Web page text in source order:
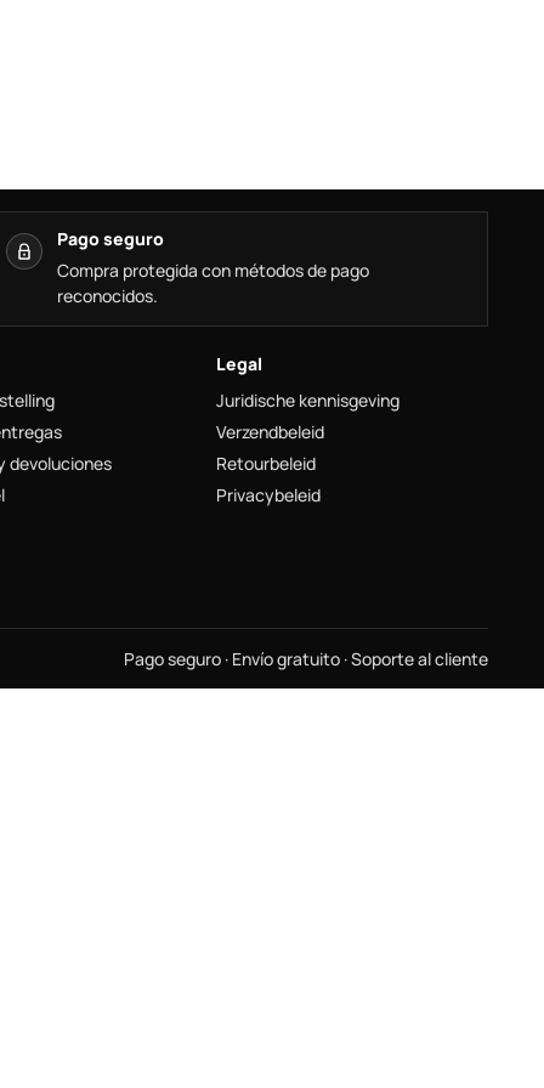
Pago seguro
Compra protegida con métodos de pago
reconocidos.
devoluciones
Legal
Juridische kennisgeving
Verzendbeleid
Retourbeleid
Privacybeleid
Pago seguro · Envío gratuito · Soporte al cliente